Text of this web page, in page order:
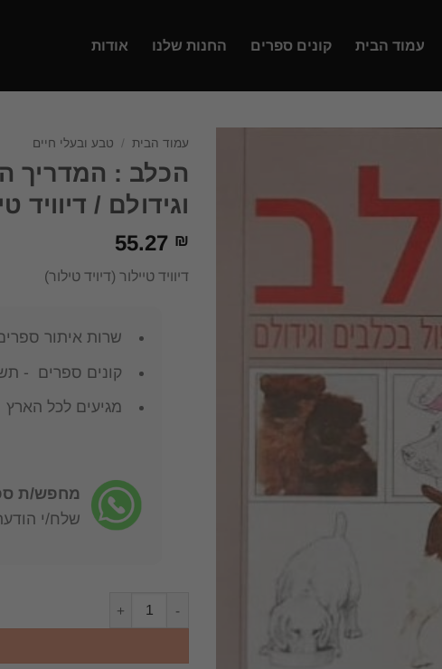
עמוד הבית קונים ספרים החנות שלנו אודות
עמוד הבית / טבע ובעלי חיים
הכלב : המדריך
וגידולם / דיוויד
55.27 ₪
דיוויד טיילור (דיויד טילור)
שרות איתור
קונים ספרים -
מגיעים לכל הארץ
מחפש/ת
שלח/י הודעה: 050-722-
כמות של הכלב : המדריך השלם